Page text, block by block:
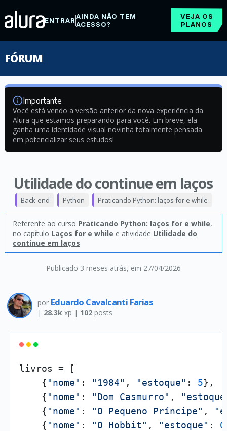
ENTRARAINDA NÃO TEM
ACESSO?
VEJA OS
PLANOS
FÓRUM
Importante
Você está vendo a versão anterior da nova experiência da
Alura que estamos preparando para você. Em breve, ela
ganha uma identidade visual novinha totalmente pensada
em potencializar seus estudos!
Utilidade do continue em laços
Publicado 3 meses atrás, em 27/04/2026
Back-end Python Praticando Python: laços for e while
Referente ao curso Praticando Python: laços for e while,
no capítulo Laços for e while e atividade Utilidade do
continue em laços
por Eduardo Cavalcanti Farias
| 28.3kxp | 102posts
livros = [
    {
"nome" : "1984" , "estoque" : 5},
    {
"nome" : "Dom Casmurro" ,
    {
"nome" : "O Pequeno Príncipe" ,
    {
"nome" : "O Hobbit" , "estoque" : 0